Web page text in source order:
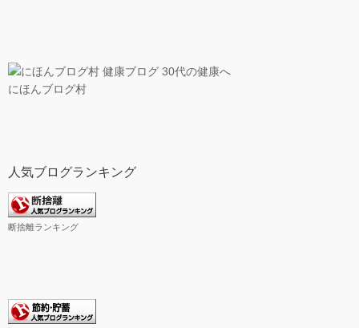
にほんブログ村
人気ブログランキング
断捨離ランキング